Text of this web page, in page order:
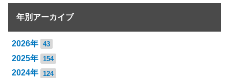
年別アーカイブ
2026年 43
2025年 154
2024年 124